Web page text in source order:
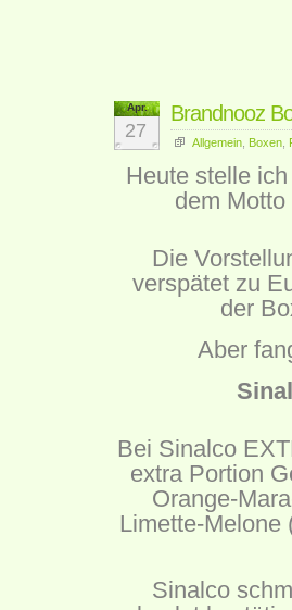
Apr.
27
Brandnooz
Allgemein Boxen
Heute stelle
dem Motto
Die
verspätet zu
der
Aber
Bei Sinalco
extra Portion
Orange-
Limette-Melone
Sinalco